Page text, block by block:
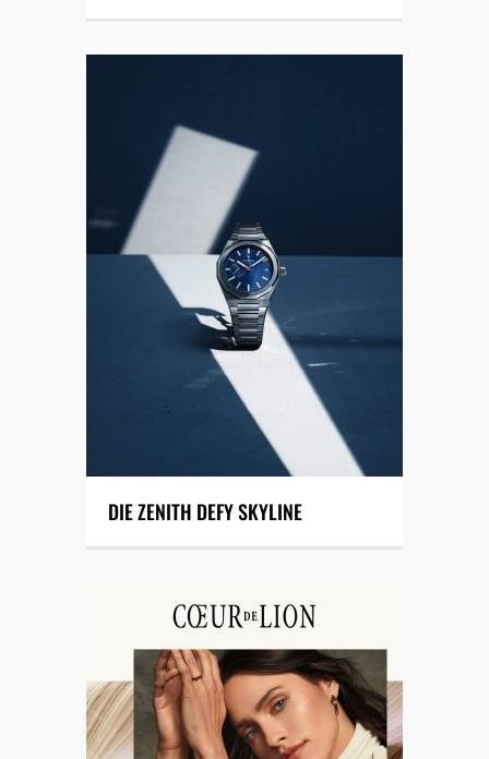
DIE ZENITH DEFY SKYLINE